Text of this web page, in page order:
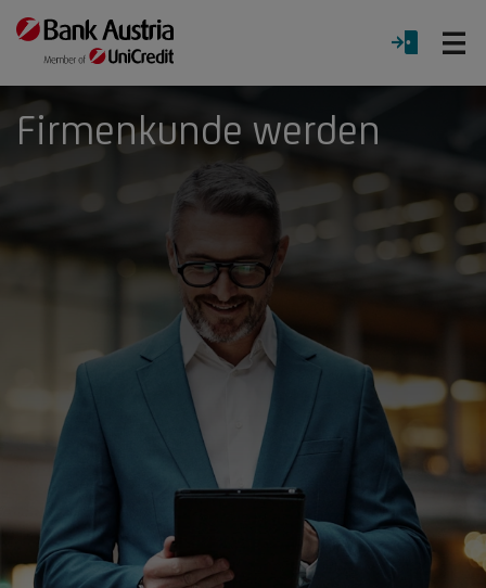
LOGIN
Firmenkunde werden